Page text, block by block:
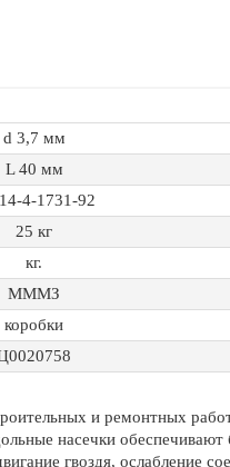
d 3,7 мм
L 40 мм
4-1731-92
25 кг
кг.
МММЗ
коробки
и ремонтных
насечки обеспечивают
гвоздя, ослабление